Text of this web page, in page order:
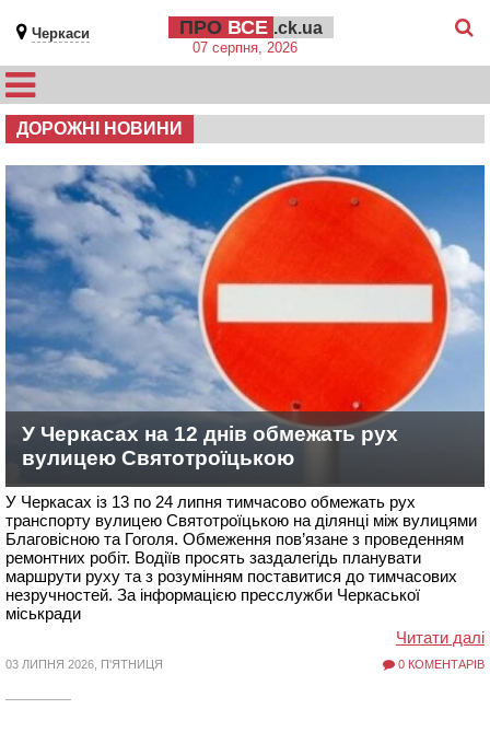
Черкаси ПРО ВСЕ .ck.ua
07 серпня, 2026
ДОРОЖНІ НОВИНИ
У Черкасах на 12 днів обмежать рух
вулицею Святотроїцькою
У Черкасах із 13 по 24 липня тимчасово обмежать рух
транспорту вулицею Святотроїцькою на ділянці між вулицями
Благовісною та Гоголя. Обмеження пов’язане з проведенням
ремонтних робіт. Водіїв просять заздалегідь планувати
маршрути руху та з розумінням поставитися до тимчасових
незручностей. За інформацією пресслужби Черкаської
міськради
Читати далі
03 ЛИПНЯ 2026, П'ЯТНИЦЯ 0 КОМЕНТАРІВ